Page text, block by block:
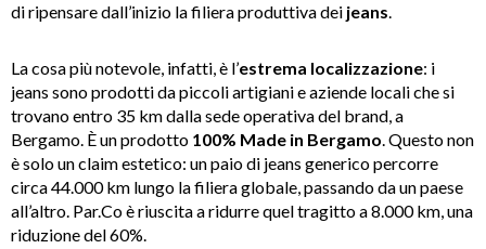
di ripensare dall’inizio la filiera produttiva dei jeans.
La cosa più notevole, infatti, è l’estrema localizzazione: i
jeans sono prodotti da piccoli artigiani e aziende locali che si
trovano entro 35 km dalla sede operativa del brand, a
Bergamo. È un prodotto 100% Made in Bergamo. Questo non
è solo un claim estetico: un paio di jeans generico percorre
circa 44.000 km lungo la filiera globale, passando da un paese
all’altro. Par.Co è riuscita a ridurre quel tragitto a 8.000 km, una
riduzione del 60%.